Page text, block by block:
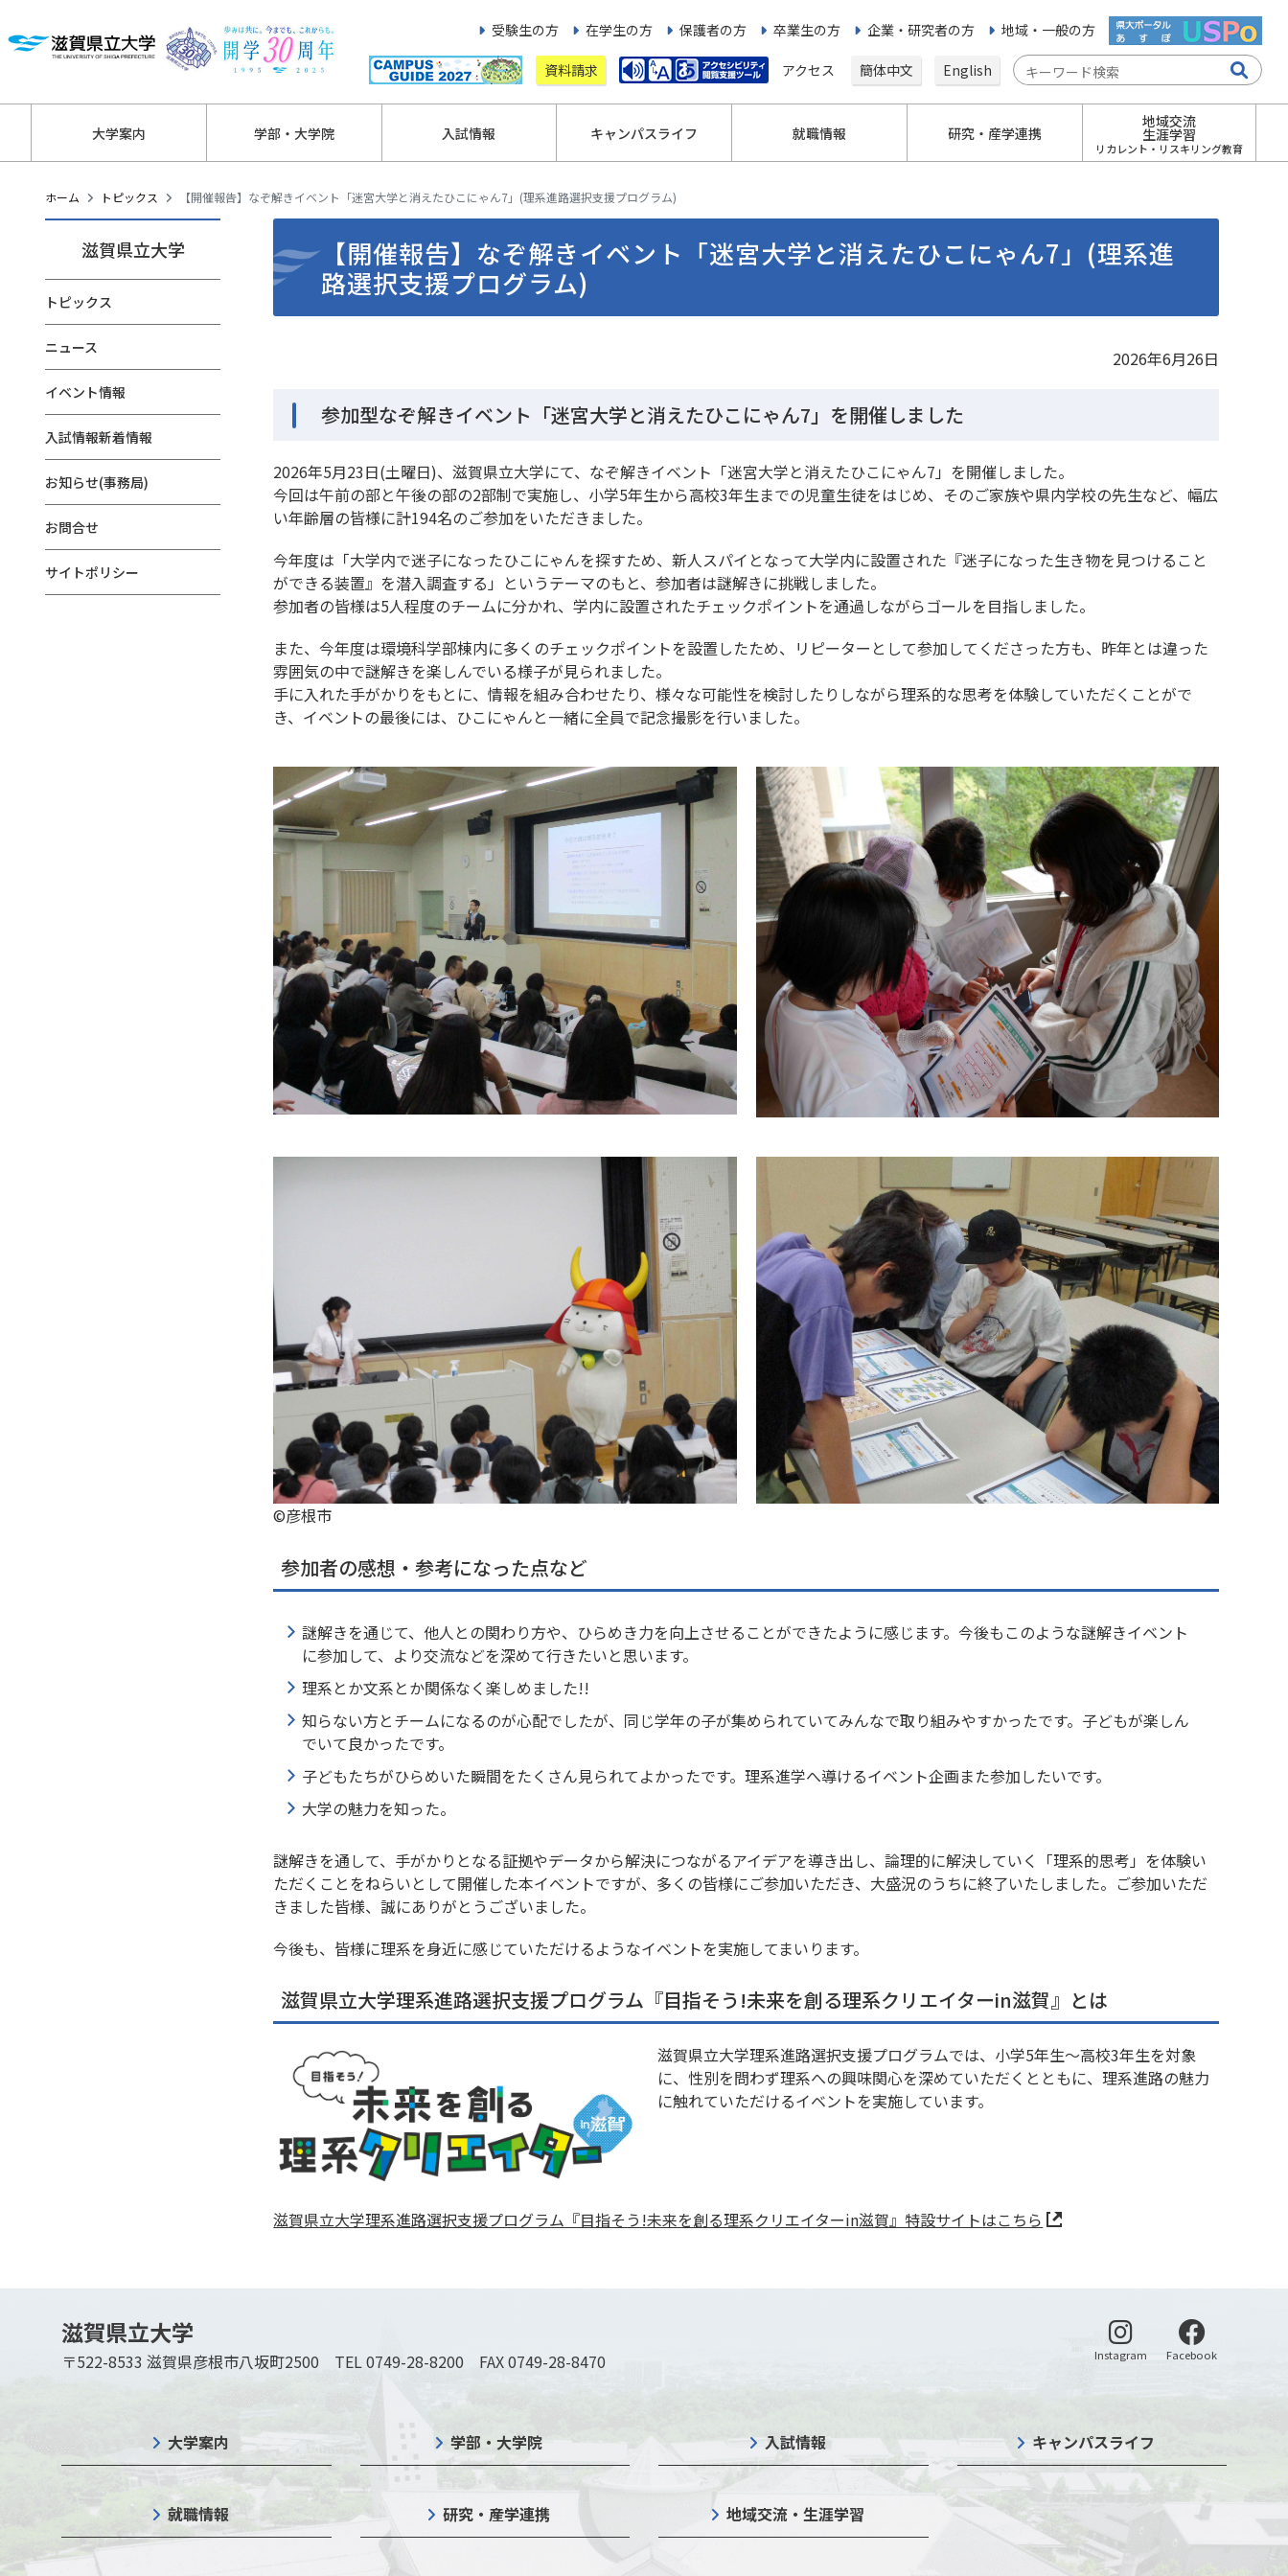
受験生の方 在学生の方 保護者の方 卒業生の方 企業・研究者の方 地域・一般の方
資料請求 アクセス 簡体中文 English
大学案内 学部・大学院 入試情報 キャンパスライフ 就職情報 研究・産学連携
地域交流
生涯学習
リカレント・リスキリング教育
ホーム トピックス 【開催報告】なぞ解きイベント「迷宮大学と消えたひこにゃん7」(理系進路選択支援プログラム)
滋賀県立大学
トピックス
ニュース
イベント情報
入試情報新着情報
お知らせ(事務局)
お問合せ
サイトポリシー
【開催報告】なぞ解きイベント「迷宮大学と消えたひこにゃん7」(理系進
路選択支援プログラム)
2026年6月26日
参加型なぞ解きイベント「迷宮大学と消えたひこにゃん7」を開催しました
2026年5月23日(土曜日)、滋賀県立大学にて、なぞ解きイベント「迷宮大学と消えたひこにゃん7」を開催しました。
今回は午前の部と午後の部の2部制で実施し、小学5年生から高校3年生までの児童生徒をはじめ、そのご家族や県内学校の先生など、幅広
い年齢層の皆様に計194名のご参加をいただきました。
今年度は「大学内で迷子になったひこにゃんを探すため、新人スパイとなって大学内に設置された『迷子になった生き物を見つけること
ができる装置』を潜入調査する」というテーマのもと、参加者は謎解きに挑戦しました。
参加者の皆様は5人程度のチームに分かれ、学内に設置されたチェックポイントを通過しながらゴールを目指しました。
また、今年度は環境科学部棟内に多くのチェックポイントを設置したため、リピーターとして参加してくださった方も、昨年とは違った
雰囲気の中で謎解きを楽しんでいる様子が見られました。
手に入れた手がかりをもとに、情報を組み合わせたり、様々な可能性を検討したりしながら理系的な思考を体験していただくことがで
き、イベントの最後には、ひこにゃんと一緒に全員で記念撮影を行いました。
©彦根市
参加者の感想・参考になった点など
謎解きを通じて、他人との関わり方や、ひらめき力を向上させることができたように感じます。今後もこのような謎解きイベント
に参加して、より交流などを深めて行きたいと思います。
理系とか文系とか関係なく楽しめました!!
知らない方とチームになるのが心配でしたが、同じ学年の子が集められていてみんなで取り組みやすかったです。子どもが楽しん
でいて良かったです。
子どもたちがひらめいた瞬間をたくさん見られてよかったです。理系進学へ導けるイベント企画また参加したいです。
大学の魅力を知った。
謎解きを通して、手がかりとなる証拠やデータから解決につながるアイデアを導き出し、論理的に解決していく「理系的思考」を体験い
ただくことをねらいとして開催した本イベントですが、多くの皆様にご参加いただき、大盛況のうちに終了いたしました。ご参加いただ
きました皆様、誠にありがとうございました。
今後も、皆様に理系を身近に感じていただけるようなイベントを実施してまいります。
滋賀県立大学理系進路選択支援プログラム『目指そう!未来を創る理系クリエイターin滋賀』とは
滋賀県立大学理系進路選択支援プログラムでは、小学5年生～高校3年生を対象
に、性別を問わず理系への興味関心を深めていただくとともに、理系進路の魅力
に触れていただけるイベントを実施しています。
滋賀県立大学理系進路選択支援プログラム『目指そう!未来を創る理系クリエイターin滋賀』特設サイトはこちら
滋賀県立大学
〒522-8533 滋賀県彦根市八坂町2500 TEL 0749-28-8200 FAX 0749-28-8470 Instagram 別ウィンドウで開く
Facebook別ウィンドウ
大学案内 学部・大学院 入試情報 キャンパスライフ
就職情報 研究・産学連携 地域交流・生涯学習